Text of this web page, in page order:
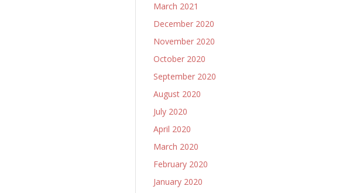
March 2021
December 2020
November 2020
October 2020
September 2020
August 2020
July 2020
April 2020
March 2020
February 2020
January 2020